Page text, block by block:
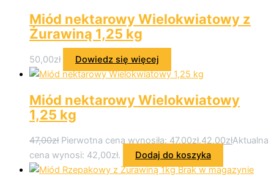
Miód nektarowy Wielokwiatowy z
Żurawiną 1,25 kg
50,00zł Dowiedz się więcej
Miód nektarowy Wielokwiatowy
1,25 kg
47,00zł Pierwotna cena wynosiła: 47,00zł.42,00złAktualna
cena wynosi: 42,00zł.
Dodaj do koszyka
Brak w magazynie